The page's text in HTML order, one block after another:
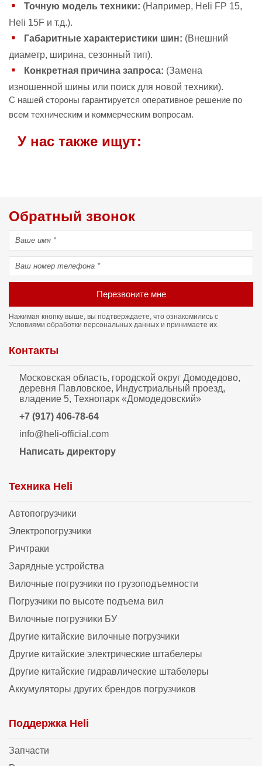
Точную модель техники: (Например, Heli FP 15,
Heli 15F и т.д.).
Габаритные характеристики шин: (Внешний
диаметр, ширина, сезонный тип).
Конкретная причина запроса: (Замена
изношенной шины или поиск для новой техники).
С нашей стороны гарантируется оперативное решение по
всем техническим и коммерческим вопросам.
У нас также ищут:
Обратный звонок
Перезвоните мне
Нажимая кнопку выше, вы подтверждаете, что ознакомились с
Условиями обработки персональных данных и принимаете их.
Контакты
Московская область, городской округ Домодедово,
деревня Павловское, Индустриальный проезд,
владение 5, Технопарк «Домодедовский»
+7 (917) 406-78-64
info@heli-official.com
Написать директору
Техника Heli
Автопогрузчики
Электропогрузчики
Ричтраки
Зарядные устройства
Вилочные погрузчики по грузоподъемности
Погрузчики по высоте подъема вил
Вилочные погрузчики БУ
Другие китайские вилочные погрузчики
Другие китайские электрические штабелеры
Другие китайские гидравлические штабелеры
Аккумуляторы других брендов погрузчиков
Поддержка Heli
Запчасти